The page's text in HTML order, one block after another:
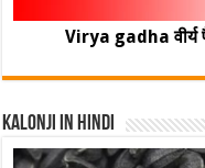
Virya gadha वीर्य
Kalonji In Hindi